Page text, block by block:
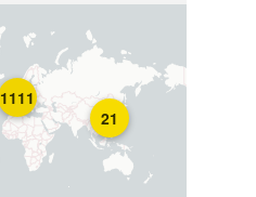
21
1111